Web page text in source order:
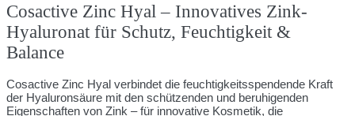
Cosactive Zinc Hyal – Innovatives Zink-
Hyaluronat für Schutz, Feuchtigkeit &
Balance
Cosactive Zinc Hyal verbindet die feuchtigkeits­spendende Kraft
der Hyaluronsäure mit den schützenden und beruhigenden
Eigenschaften von Zink – für innovative Kosmetik, die